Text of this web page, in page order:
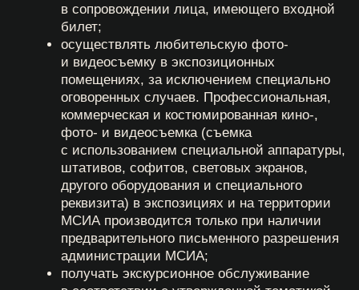
экспозиционных и выставочных пространств МСИА.
6.8. Использовать площади МСИА (в т. ч.
оборудование и экспонаты) без разрешения
администрации для занятия агитационной,
деятельностью, связанной с получением дохода.
6.9. Наносить надписи, расклеивать или иным
образом распространять объявления, плакаты
и другую продукцию рекламного либо иного
информационного содержания.
6.10. Распивать спиртные напитки.
6.12. Вести себя агрессивно и безнравственно
по отношению к посетителям и персоналу МСИА,
оскорблять человеческое достоинство.
6.13. Опускать в монетоприемники интерактивных
экспонатов (автоматов) современные деньги или
любые другие посторонние предметы.
средствами звукоусиления, а также петь, танцевать
и играть на музыкальных инструментах.
6.15. Нарушать санитарно-эпидемиологические
требования, загрязнять и засорять территорию